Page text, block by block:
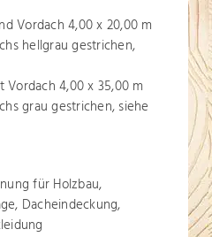
Vordach 4,00 x 20,00 m
hellgrau gestrichen,
Vordach 4,00 x 35,00 m
grau gestrichen, siehe
für Holzbau,
Dacheindeckung,